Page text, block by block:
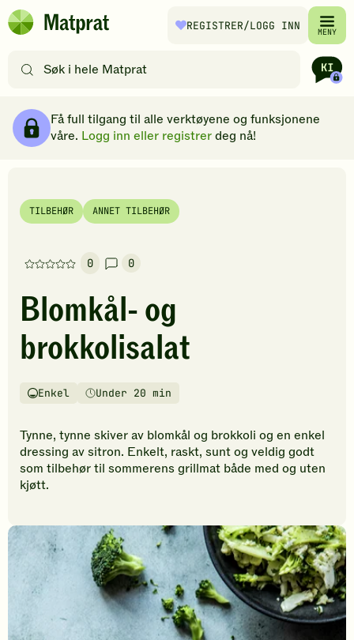
Hopp til hovedinnhold
Matprat
REGISTRER/LOGG INN MENY
etter
filtre
Få full tilgang til alle verktøyene og funksjonene
våre. Logg inn eller registrerdeg nå!
TILBEHØR ANNET TILBEHØR
0
Denne
har
foreløpig
ingen
vurderinger.
den
til
å
vurdere
denne
oppskriften.
0
Blomkål- og
brokkolisalat
Vanskelighetsgrad
Enkel
TilberedningstidUnder 20 min
Tynne, tynne skiver av blomkål og brokkoli og en enkel
dressing av sitron. Enkelt, raskt, sunt og veldig godt
som tilbehør til sommerens grillmat både med og uten
kjøtt.